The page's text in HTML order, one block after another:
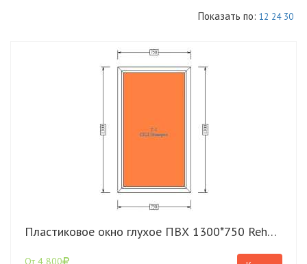
Показать по: 12 24 30
Пластиковое окно глухое ПВХ 1300*750 Rehau Grazio
От 4 800